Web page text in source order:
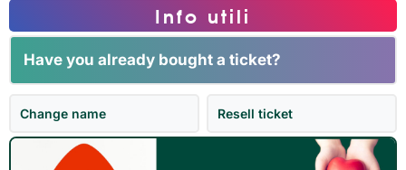
Info utili
Have you already bought a ticket?
Change name Resell ticket